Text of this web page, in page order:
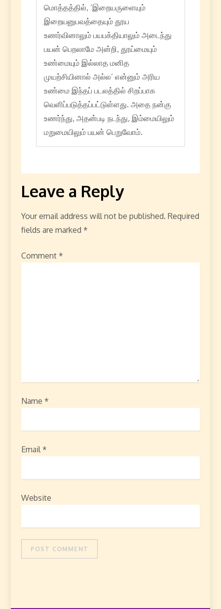
மொத்தத்தில், ‘இறையருளையும்
இறையனுபவத்தையும் தூய
உணர்வினாலும் பயபக்தியாலும் அடைந்து
பயன் பெறலாமே அன்றி, தூய்மையும்
உண்மையும் இல்லாத மனித
முயற்சியினால் அல்ல’ என்னும் அரிய
உண்மை இந்தப் படலத்தில் சிறப்பாக
வெளிப்படுத்தப்பட்டுள்ளது. அதை நன்கு
உணர்ந்து, அதன்படி நடந்து, இம்மையிலும்
மறுமையிலும் பயன் பெறுவோம்.
Leave a Reply
Your email address will not be published. Required
fields are marked *
Comment *
Name *
Email *
Website